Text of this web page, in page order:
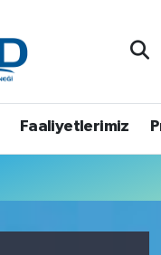
Faaliyetlerimiz